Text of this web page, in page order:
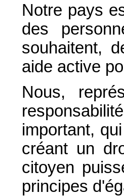
Notre pays
des
souhaitent,
aide active
Nous,
important,
créant un
citoyen
principes